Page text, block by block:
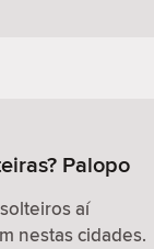
Palopo
aí
nestas cidades.